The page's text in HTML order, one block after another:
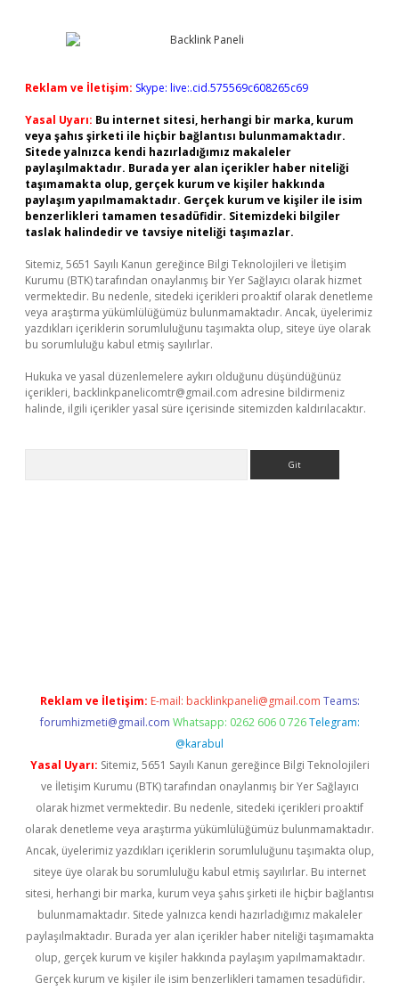
Reklam ve İletişim: Skype: live:.cid.575569c608265c69
Yasal Uyarı: Bu internet sitesi, herhangi bir marka, kurum
veya şahıs şirketi ile hiçbir bağlantısı bulunmamaktadır.
Sitede yalnızca kendi hazırladığımız makaleler
paylaşılmaktadır. Burada yer alan içerikler haber niteliği
taşımamakta olup, gerçek kurum ve kişiler hakkında
paylaşım yapılmamaktadır. Gerçek kurum ve kişiler ile isim
benzerlikleri tamamen tesadüfidir. Sitemizdeki bilgiler
taslak halindedir ve tavsiye niteliği taşımazlar.
Sitemiz, 5651 Sayılı Kanun gereğince Bilgi Teknolojileri ve İletişim
Kurumu (BTK) tarafından onaylanmış bir Yer Sağlayıcı olarak hizmet
vermektedir. Bu nedenle, sitedeki içerikleri proaktif olarak denetleme
veya araştırma yükümlülüğümüz bulunmamaktadır. Ancak, üyelerimiz
yazdıkları içeriklerin sorumluluğunu taşımakta olup, siteye üye olarak
bu sorumluluğu kabul etmiş sayılırlar.
Hukuka ve yasal düzenlemelere aykırı olduğunu düşündüğünüz
içerikleri, backlinkpanelicomtr@gmail.com adresine bildirmeniz
halinde, ilgili içerikler yasal süre içerisinde sitemizden kaldırılacaktır.
Reklam ve İletişim: E-mail: backlinkpaneli@gmail.com Teams:
forumhizmeti@gmail.com Whatsapp: 0262 606 0 726 Telegram:
@karabul
Yasal Uyarı: Sitemiz, 5651 Sayılı Kanun gereğince Bilgi Teknolojileri
ve İletişim Kurumu (BTK) tarafından onaylanmış bir Yer Sağlayıcı
olarak hizmet vermektedir. Bu nedenle, sitedeki içerikleri proaktif
olarak denetleme veya araştırma yükümlülüğümüz bulunmamaktadır.
Ancak, üyelerimiz yazdıkları içeriklerin sorumluluğunu taşımakta olup,
siteye üye olarak bu sorumluluğu kabul etmiş sayılırlar. Bu internet
sitesi, herhangi bir marka, kurum veya şahıs şirketi ile hiçbir bağlantısı
bulunmamaktadır. Sitede yalnızca kendi hazırladığımız makaleler
paylaşılmaktadır. Burada yer alan içerikler haber niteliği taşımamakta
olup, gerçek kurum ve kişiler hakkında paylaşım yapılmamaktadır.
Gerçek kurum ve kişiler ile isim benzerlikleri tamamen tesadüfidir.